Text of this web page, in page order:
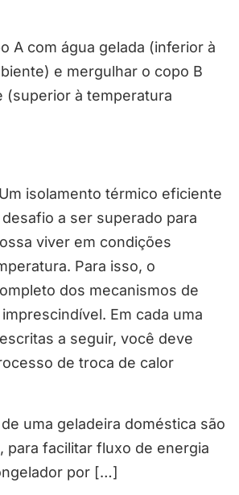
A com água gelada (inferior à
e mergulhar o copo B
(superior à temperatura
Um isolamento térmico eficiente
a ser superado para
viver em condições
Para isso, o
dos mecanismos de
Em cada uma
a seguir, você deve
de troca de calor
uma geladeira doméstica são
para facilitar fluxo de energia
por […]